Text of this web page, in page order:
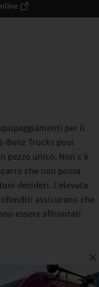
per il
Benz Trucks puoi
pezzo unico. Non c'è
che non possa
desideri. L'elevata
assicurano che
essere affrontati